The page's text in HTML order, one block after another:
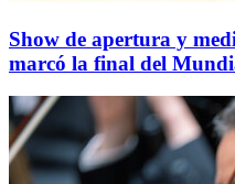
Show de apertura y
marcó la final del